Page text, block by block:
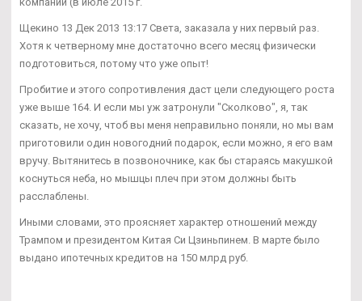
Щекино 13 Дек 2013 13:17 Света, заказала у них первый раз.
Хотя к четверному мне достаточно всего месяц физически
подготовиться, потому что уже опыт!
Пробитие и этого сопротивления даст цели следующего роста
уже выше 164. И если мы уж затронули "Сколково", я, так
сказать, не хочу, чтоб вы меня неправильно поняли, но мы вам
приготовили один новогодний подарок, если можно, я его вам
вручу. Вытянитесь в позвоночнике, как бы стараясь макушкой
коснуться неба, но мышцы плеч при этом должны быть
расслаблены.
Иными словами, это проясняет характер отношений между
Трампом и президентом Китая Си Цзиньпинем. В марте было
выдано ипотечных кредитов на 150 млрд руб.